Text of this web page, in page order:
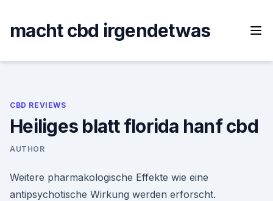
content
macht cbd irgendetwas
CBD REVIEWS
Heiliges blatt florida hanf cbd
AUTHOR
Weitere pharmakologische Effekte wie eine
antipsychotische Wirkung werden erforscht.